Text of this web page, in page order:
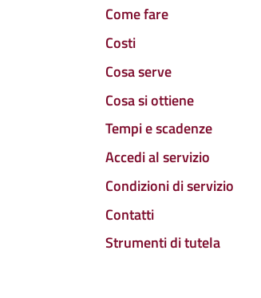
Come fare
Costi
Cosa serve
Cosa si ottiene
Tempi e scadenze
Accedi al servizio
Condizioni di servizio
Contatti
Strumenti di tutela